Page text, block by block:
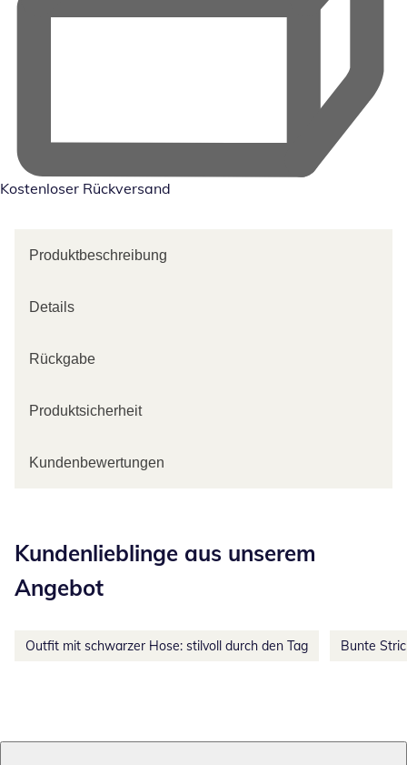
Kostenloser Rückversand
Produktbeschreibung
Details
Rückgabe
Produktsicherheit
Kundenbewertungen
Kundenlieblinge aus unserem
Angebot
Outfit mit schwarzer Hose: stilvoll durch den Tag Bunte